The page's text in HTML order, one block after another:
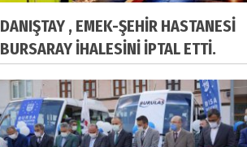
DANIŞTAY , EMEK-ŞEHİR HASTANESİ
BURSARAY İHALESİNİ İPTAL ETTİ.